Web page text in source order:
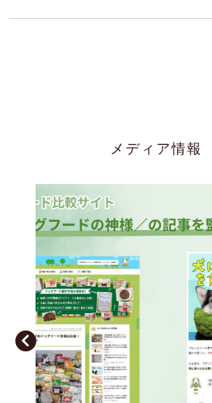
毎日の一言（2月のTwitter）
お知らせ 2023/01/30
毎日の一言（2023.1月のTwitter）
メディア情報